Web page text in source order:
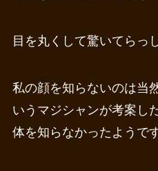
目を丸くして驚いてらっ
私の顔を知らないのは当
いうマジシャンが考案し
体を知らなかったようです